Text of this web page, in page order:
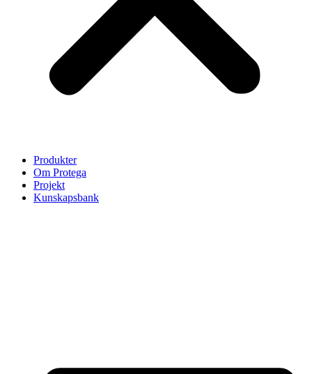
Produkter
Om Protega
Projekt
Kunskapsbank